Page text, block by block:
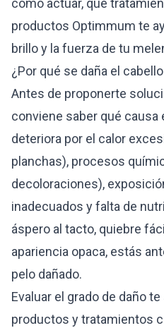
cómo actuar, qué
productos Optimmum te
brillo y la fuerza de tu
¿Por qué se daña el
Antes de proponerte
conviene saber qué causa
deteriora por el calor
planchas), procesos
decoloraciones),
inadecuados y falta de
áspero al tacto, quiebre
apariencia opaca, estás
pelo dañado.
Evaluar el grado de daño
productos y tratamientos